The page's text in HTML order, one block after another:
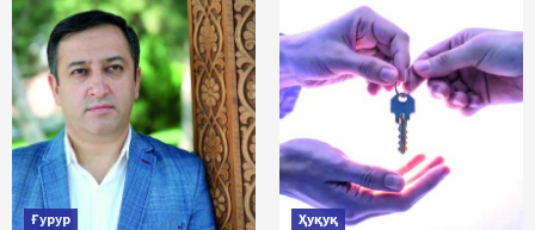
Ғурур Ҳуқуқ